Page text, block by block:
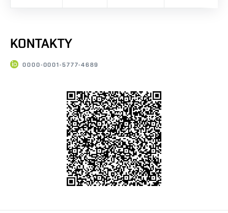
KONTAKTY
0000-0001-5777-4689